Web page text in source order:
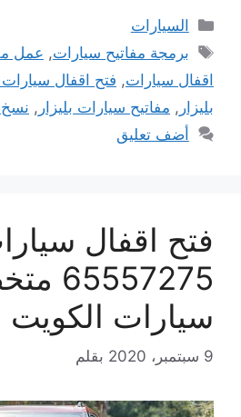
التصنيفات
السيارات
الوسوم
برمجة مفاتيح سيارات, عمل
اقفال سيارات, فتح اقفال سيارات
بليزار , مفاتيح سيارات بليزار , نسخ
أضف تعليق
فتح اقفال
سيارات الكويت
9 سبتمبر، 2020 بقلم